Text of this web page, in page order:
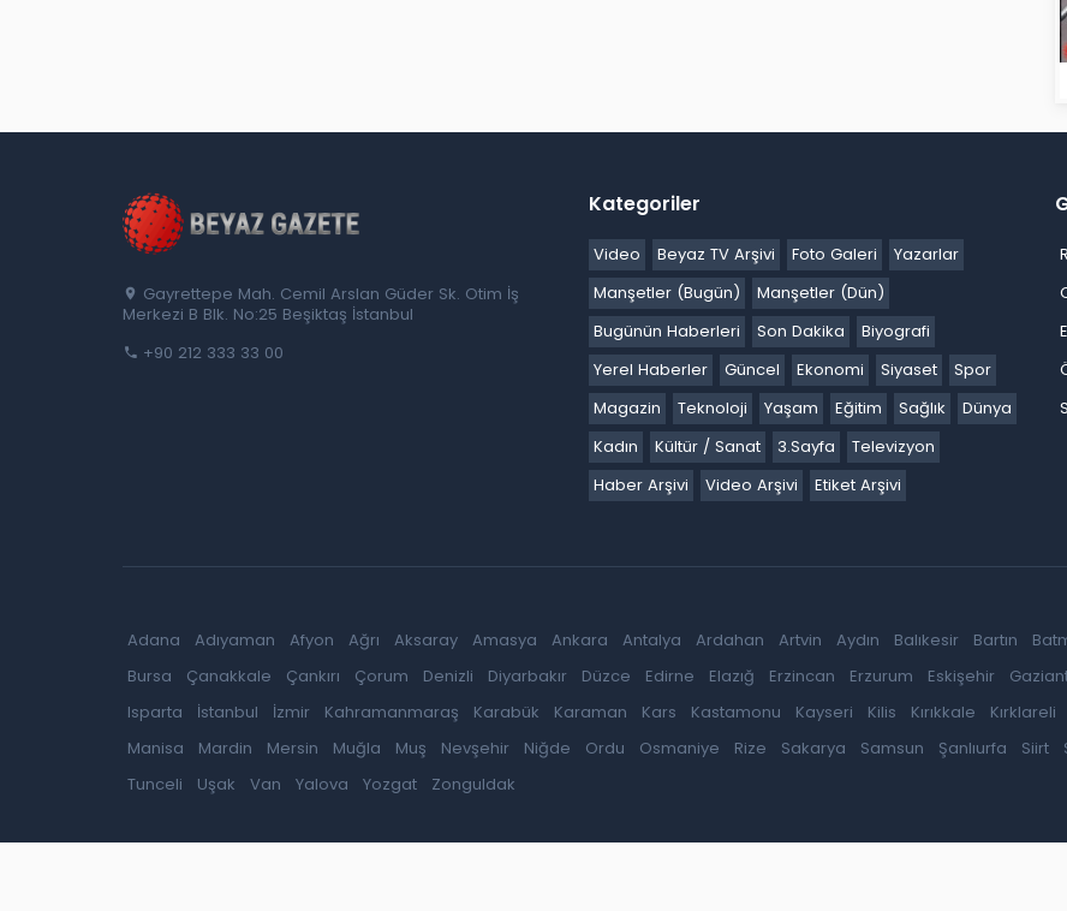
Gayrettepe Mah. Cemil Arslan Güder Sk. Otim İş
Merkezi B Blk. No:25 Beşiktaş İstanbul
+90 212 333 33 00
Kategoriler
Video Beyaz TV Arşivi Foto Galeri
Yazarlar
Manşetler (Bugün)
Manşetler (Dün)
Bugünün Haberleri
Son Dakika
Biyografi
Yerel Haberler
Güncel Ekonomi Siyaset
Spor
Magazin
Teknoloji Yaşam Eğitim Sağlık
Dünya
Kadın
Kültür / Sanat 3.Sayfa
Televizyon
Haber Arşivi
Video Arşivi Etiket Arşivi
Adana Adıyaman Afyon Ağrı Aksaray Amasya Ankara Antalya Ardahan Artvin Aydın Balıkesir Bartın
Bursa
Çanakkale Çankırı Çorum Denizli Diyarbakır Düzce Edirne Elazığ Erzincan Erzurum Eskişehir
Isparta
İstanbul İzmir Kahramanmaraş Karabük Karaman Kars Kastamonu Kayseri Kilis Kırıkkale Kırklareli
Manisa
Mardin Mersin Muğla Muş Nevşehir Niğde Ordu Osmaniye Rize Sakarya Samsun Şanlıurfa Siirt
Tunceli
Uşak Van Yalova Yozgat Zonguldak